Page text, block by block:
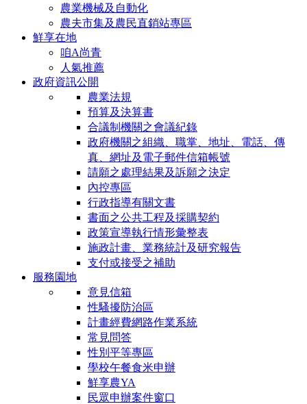
農業機械及自動化
農夫市集及農民直銷站專區
鮮享在地
咱A尚青
人氣推薦
政府資訊公開
農業法規
預算及決算書
合議制機關之會議紀錄
政府機關之組織、職掌、地址、電話、傳
真、網址及電子郵件信箱帳號
請願之處理結果及訴願之決定
內控專區
行政指導有關文書
書面之公共工程及採購契約
政策宣導執行情形彙整表
施政計畫、業務統計及研究報告
支付或接受之補助
服務園地
意見信箱
性騷擾防治區
計畫經費網路作業系統
常見問答
性別平等專區
學校午餐食米申辦
鮮享農YA
民眾申辦案件窗口